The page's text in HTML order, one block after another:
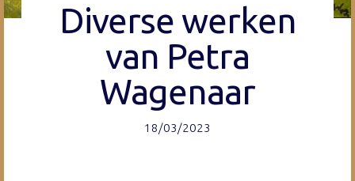
Diverse werken
van Petra
Wagenaar
18/03/2023